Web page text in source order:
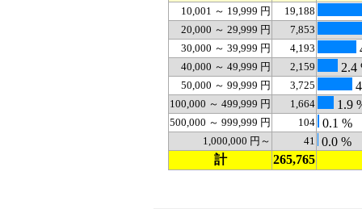
10,001 ～ 19,999 円
19,188
20,000 ～ 29,999 円
7,853
30,000 ～ 39,999 円
4,193
40,000 ～ 49,999 円 2,159 2.4
50,000 ～ 99,999 円 3,725
100,000 ～ 499,999 円 1,664 1.9
500,000 ～ 999,999 円 104 0.1 %
1,000,000 円～ 41 0.0 %
計
265,765